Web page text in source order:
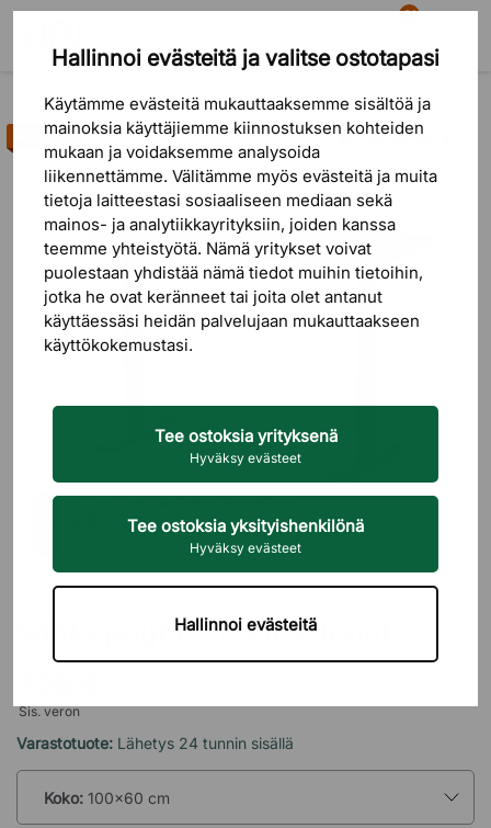
Hallinnoi evästeitä ja valitse ostotapasi
Käytämme evästeitä mukauttaaksemme sisältöä ja
mainoksia käyttäjiemme kiinnostuksen kohteiden
mukaan ja voidaksemme analysoida
liikennettämme. Välitämme myös evästeitä ja muita
tietoja laitteestasi sosiaaliseen mediaan sekä
mainos- ja analytiikkayrityksiin, joiden kanssa
teemme yhteistyötä. Nämä yritykset voivat
puolestaan ​​yhdistää nämä tiedot muihin tietoihin,
jotka he ovat keränneet tai joita olet antanut
käyttäessäsi heidän palvelujaan mukauttaakseen
käyttökokemustasi.
Tee ostoksia yrityksenä
Hyväksy evästeet
Tee ostoksia yksityishenkilönä
Hyväksy evästeet
Hallinnoi evästeitä
Etsi
81
Ostoskori
Myyntihitti
BRIZLEY
Sähköpöytä - Professional
Sis. veron
Varastotuote: Lähetys 24 tunnin sisällä
Koko: 100x60 cm